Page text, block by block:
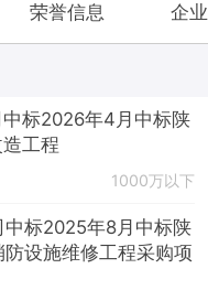
荣誉信息 企
标2026年4月中标陕
工程
1000万以下
标2025年8月中标陕
设施维修工程采购项